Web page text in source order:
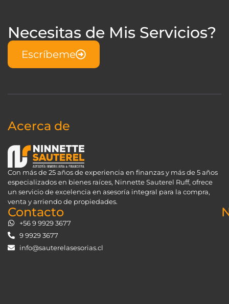
Necesitas de Mis Servicios?
Escríbeme
Acerca de
Con más de 25 años de experiencia en finanzas y más de 5 años
especializados en bienes raíces, Ninnette Sauterel Ruff, ofrece
un servicio de excelencia en asesoría integral para la compra,
venta y arriendo de propiedades.
Contacto
+56 9 9929 3677
9 9929 3677
info@sauterelasesorias.cl